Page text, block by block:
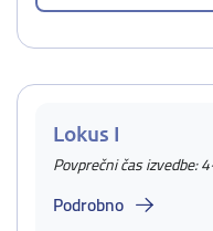
Lokus I
Povprečni čas izvedbe:
Podrobno